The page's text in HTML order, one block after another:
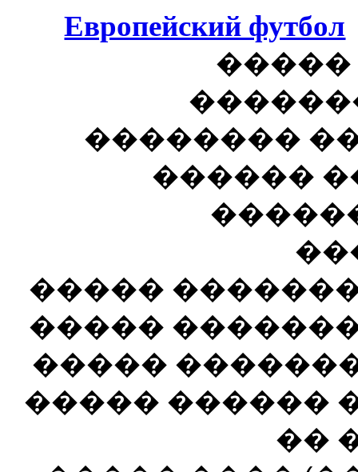
Европейский футбол
�����
��������
������
����� �������
����� �������
�����
����� ������
��